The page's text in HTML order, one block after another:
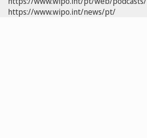
https://www.wipo.int/news/pt/